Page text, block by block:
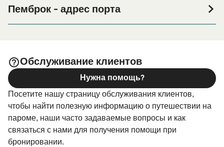
или его окрестностях перед или после вашей поездки,
или если вы ищете вариант проживания на весь
Пемброк - адрес порта
Pembroke Dock, Pembrokeshire SA72 6TW
Обслуживание клиентов
Посетите нашу страницу обслуживания клиентов,
чтобы найти полезную информацию о путешествии на
пароме, наши часто задаваемые вопросы и как
связаться с нами для получения помощи при
бронировании.
Нужна помощь?